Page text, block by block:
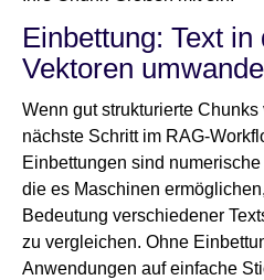
Einbettung: Text
Vektoren
Wenn gut strukturierte
nächste Schritt im RAG-
Einbettungen sind
die es Maschinen
Bedeutung verschiedener
zu vergleichen. Ohne
Anwendungen auf einfache